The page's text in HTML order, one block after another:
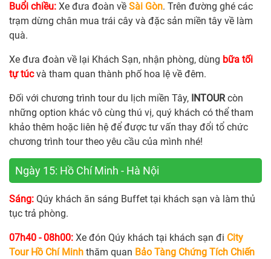
Buổi chiều: Xe đưa đoàn về Sài Gòn. Trên đường ghé các
trạm dừng chân mua trái cây và đặc sản miền tây về làm
quà.
Xe đưa đoàn về lại Khách Sạn, nhận phòng, dùng bữa tối
tự túcvà tham quan thành phố hoa lệ về đêm.
Đối với chương trình tour du lịch miền Tây, INTOURcòn
những option khác vô cùng thú vị, quý khách có thể tham
khảo thêm hoặc liên hệ để được tư vấn thay đổi tổ chức
chương trình tour theo yêu cầu của mình nhé!
Ngày 15: Hồ Chí Minh - Hà Nội
Sáng: Qúy khách ăn sáng Buffet tại khách sạn và làm thủ
tục trả phòng.
07h40 - 08h00: Xe đón Qúy khách tại khách sạn đi City
Tour Hồ Chí Minh thăm quan Bảo Tàng Chứng Tích Chiến